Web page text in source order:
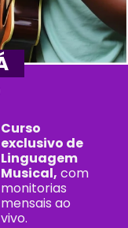
Curso
exclusivo de
Linguagem
Musical, com
monitorias
mensais ao
vivo.